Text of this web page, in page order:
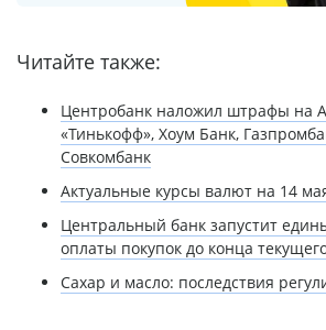
Читайте также:
Центробанк наложил штрафы на
«Тинькофф», Хоум Банк,
Совкомбанк
Актуальные курсы валют на 14
Центральный банк запустит
оплаты покупок до конца
Сахар и масло: последствия